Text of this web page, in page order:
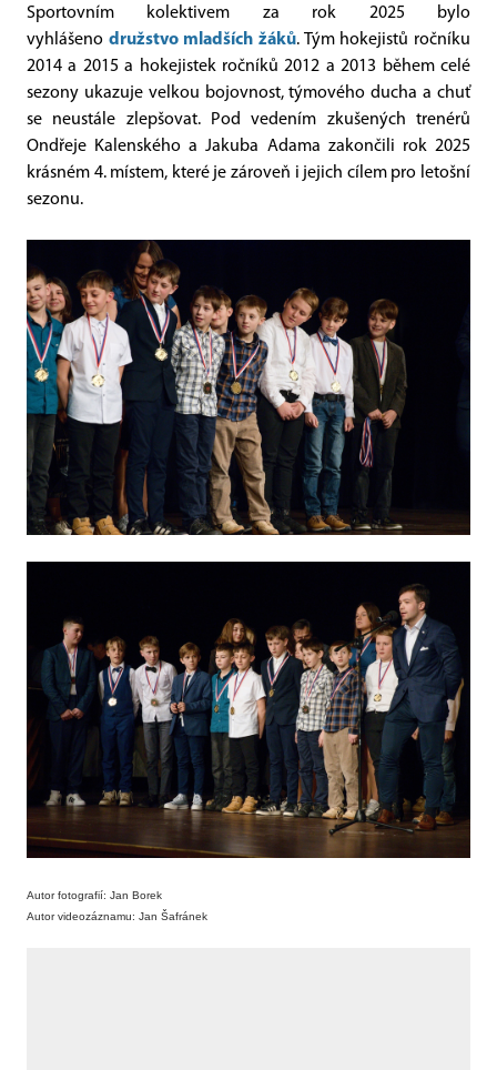
Sportovním kolektivem za rok 2025 bylo
vyhlášeno družstvo mladších žáků. Tým hokejistů ročníku
2014 a 2015 a hokejistek ročníků 2012 a 2013 během celé
sezony ukazuje velkou bojovnost, týmového ducha a chuť
se neustále zlepšovat. Pod vedením zkušených trenérů
Ondřeje Kalenského a Jakuba Adama zakončili rok 2025
krásném 4. místem, které je zároveň i jejich cílem pro letošní
sezonu.
Autor fotografií: Jan Borek
Autor videozáznamu: Jan Šafránek